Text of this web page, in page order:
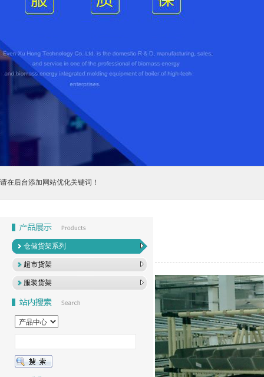
请在后台添加网站优化关键词！
仓储货架系列
超市货架
服装货架